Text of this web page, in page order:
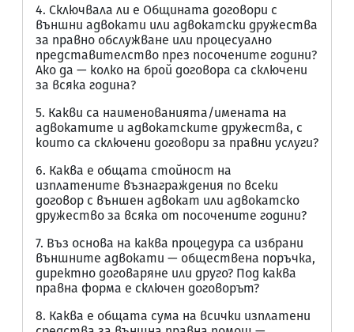
4. Сключвала ли е Общината договори с
външни адвокати или адвокатски дружества
за правно обслужване или процесуално
представителство през посочените години?
Ако да — колко на брой договора са сключени
за всяка година?
5. Какви са наименованията/имената на
адвокатите и адвокатските дружества, с
които са сключени договори за правни услуги?
6. Каква е общата стойност на
изплатените възнаграждения по всеки
договор с външен адвокат или адвокатско
дружество за всяка от посочените години?
7. Въз основа на каква процедура са избрани
външните адвокати — обществена поръчка,
директно договаряне или друго? Под каква
правна форма е сключен договорът?
8. Каква е общата сума на всички изплатени